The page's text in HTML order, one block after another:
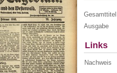
Gesamttitel
Ausgabe
Links
Nachweis